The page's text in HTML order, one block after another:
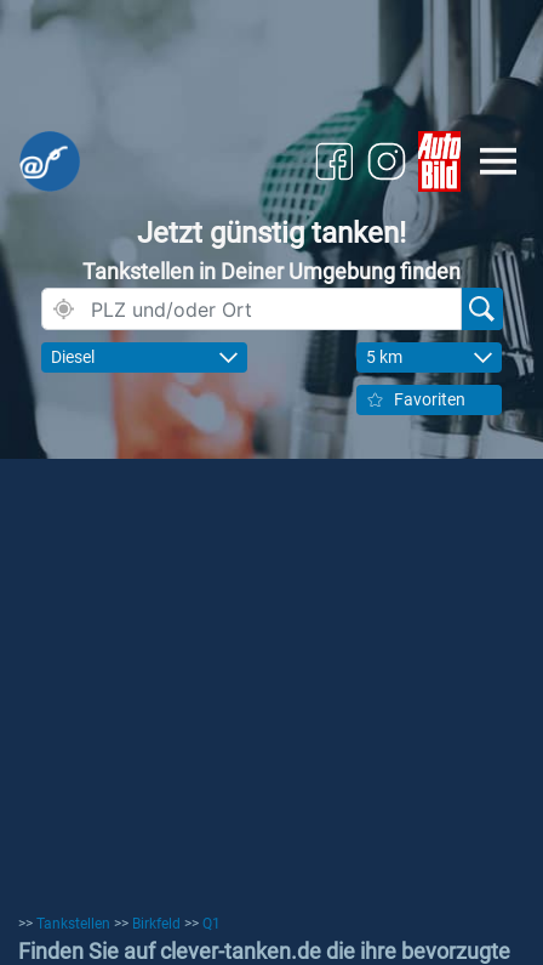
Jetzt günstig tanken!
Tankstellen in Deiner Umgebung finden
Diesel 5 km
Favoriten
>> Tankstellen >> Birkfeld >> Q1
Finden Sie auf clever-tanken.de die ihre bevorzugte